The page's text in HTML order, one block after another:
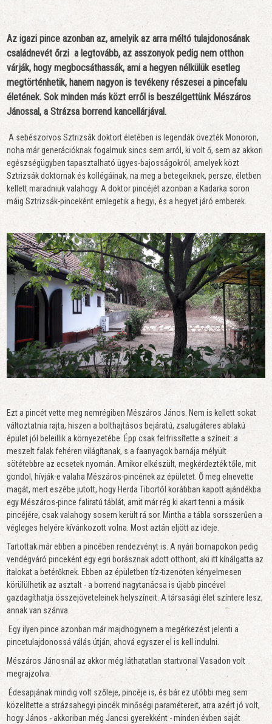
Az igazi pince azonban az, amelyik az arra méltó tulajdonosának
családnevét őrzi a legtovább, az asszonyok pedig nem otthon
várják, hogy megbocsáthassák, ami a hegyen nélkülük esetleg
megtörténhetik, hanem nagyon is tevékeny részesei a pincefalu
életének. Sok minden más közt erről is beszélgettünk Mészáros
Jánossal, a Strázsa borrend kancellárjával.
A sebészorvos Sztrizsák doktort életében is legendák övezték Monoron,
noha már generációknak fogalmuk sincs sem arról, ki volt ő, sem az akkori
egészségügyben tapasztalható ügyes-bajosságokról, amelyek közt
Sztrizsák doktornak és kollégáinak, na meg a betegeiknek, persze, életben
kellett maradniuk valahogy. A doktor pincéjét azonban a Kadarka soron
máig Sztrizsák-pinceként emlegetik a hegyi, és a hegyet járó emberek.
Ezt a pincét vette meg nemrégiben Mészáros János. Nem is kellett sokat
változtatnia rajta, hiszen a bolthajtásos bejáratú, zsalugáteres ablakú
épület jól beleillik a környezetébe. Épp csak felfrissítette a színeit: a
meszelt falak fehéren világítanak, s a faanyagok barnája mélyült
sötétebbre az ecsetek nyomán. Amikor elkészült, megkérdezték tőle, mit
gondol, hívják-e valaha Mészáros-pincének az épületet. Ő meg elnevette
magát, mert eszébe jutott, hogy Herda Tibortól korábban kapott ajándékba
egy Mészáros-pince faliratú táblát, amit már rég ki akart tenni a másik
pincéjére, csak valahogy sosem került rá sor. Mintha a tábla sorsszerűen a
végleges helyére kívánkozott volna. Most aztán eljött az ideje.
Tartottak már ebben a pincében rendezvényt is. A nyári bornapokon pedig
vendégváró pinceként egy egri borásznak adott otthont, aki itt kínálgatta az
italokat a betérőknek. Ebben az épületben tíz-tizenöten kényelmesen
körülülhetik az asztalt - a borrend nagytanácsa is újabb pincével
gazdagíthatja összejöveteleinek helyszíneit. A társasági élet színtere lesz,
annak van szánva.
Egy ilyen pince azonban már majdhogynem a megérkezést jelenti a
pincetulajdonossá válás útján, ahová egyszer el is kell indulni.
Mészáros Jánosnál az akkor még láthatatlan startvonal Vasadon volt
megrajzolva.
Édesapjának mindig volt szőleje, pincéje is, és bár ez utóbbi meg sem
közelítette a strázsahegyi pincék minőségi paramétereit, arra azért jó volt,
hogy János - akkoriban még Jancsi gyerekként - minden évben saját